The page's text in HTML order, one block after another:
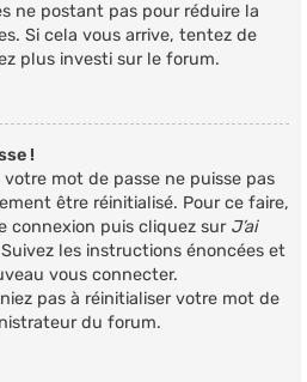
ne postant pas pour réduire la
Si cela vous arrive, tentez de
plus investi sur le forum.
!
mot de passe ne puisse pas
être réinitialisé. Pour ce faire,
connexion puis cliquez sur J’ai
les instructions énoncées et
vous connecter.
pas à réinitialiser votre mot de
du forum.